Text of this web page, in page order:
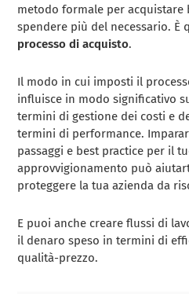
metodo formale per acquistare
spendere più del necessario. È
processo di acquisto.
Il modo in cui imposti il
influisce in modo significativo
termini di gestione dei costi e
termini di performance.
passaggi e best practice per il
approvvigionamento può
proteggere la tua azienda da
E puoi anche creare flussi di
il denaro speso in termini di
qualità-prezzo.